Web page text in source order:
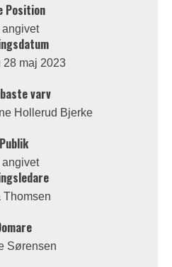
Position
angivet
28 maj 2023
varv
Hollerud Bjerke
Publik
angivet
Thomsen
Sørensen